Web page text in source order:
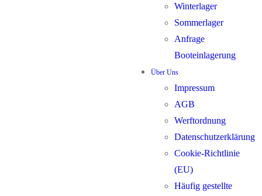
Winterlager
Sommerlager
Anfrage
Booteinlagerung
Über Uns
Impressum
AGB
Werftordnung
Datenschutzerklärung
Cookie-Richtlinie
(EU)
Häufig gestellte